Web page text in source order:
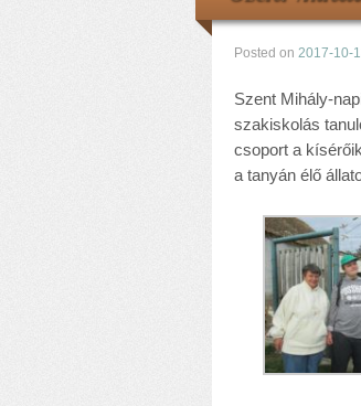
Posted on 2017-10-
Szent Mihály-
szakiskolás
csoport a
a tanyán élő